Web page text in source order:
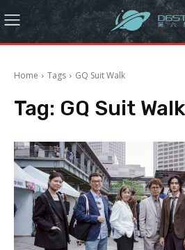
Home Tags GQ Suit Walk
Tag: GQ Suit Walk